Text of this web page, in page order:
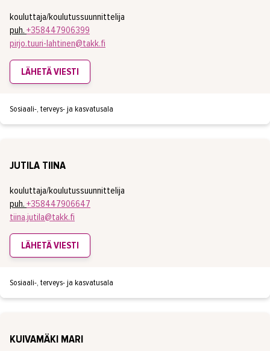
kouluttaja/koulutussuunnittelija
puh. +358447906399
pirjo.tuuri-lahtinen@takk.fi
LÄHETÄ VIESTI
Sosiaali-, terveys- ja kasvatusala
JUTILA TIINA
kouluttaja/koulutussuunnittelija
puh. +358447906647
tiina.jutila@takk.fi
LÄHETÄ VIESTI
Sosiaali-, terveys- ja kasvatusala
KUIVAMÄKI MARI